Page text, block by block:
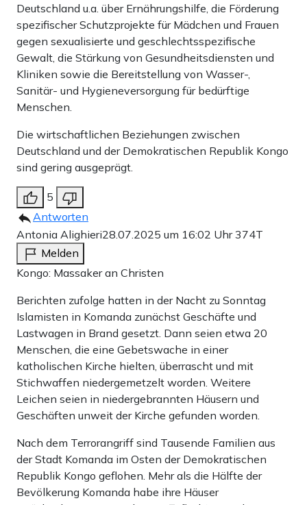
Deutschland u.a. über Ernährungshilfe, die Förderung
spezifischer Schutzprojekte für Mädchen und Frauen
gegen sexualisierte und geschlechtsspezifische
Gewalt, die Stärkung von Gesundheitsdiensten und
Kliniken sowie die Bereitstellung von Wasser-,
Sanitär- und Hygieneversorgung für bedürftige
Menschen.
Die wirtschaftlichen Beziehungen zwischen
Deutschland und der Demokratischen Republik Kongo
sind gering ausgeprägt.
5
Antworten
Antonia Alighieri28.07.2025 um 16:02 Uhr374T
Melden
Kongo: Massaker an Christen
Berichten zufolge hatten in der Nacht zu Sonntag
Islamisten in Komanda zunächst Geschäfte und
Lastwagen in Brand gesetzt. Dann seien etwa 20
Menschen, die eine Gebetswache in einer
katholischen Kirche hielten, überrascht und mit
Stichwaffen niedergemetzelt worden. Weitere
Leichen seien in niedergebrannten Häusern und
Geschäften unweit der Kirche gefunden worden.
Nach dem Terrorangriff sind Tausende Familien aus
der Stadt Komanda im Osten der Demokratischen
Republik Kongo geflohen. Mehr als die Hälfte der
Bevölkerung Komanda habe ihre Häuser